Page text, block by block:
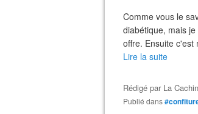
Comme vous le
diabétique, mais
offre. Ensuite c'est
Lire la suite
Rédigé par La
Publié dans